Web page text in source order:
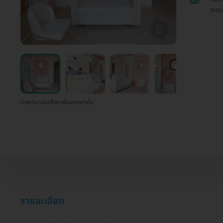
ภาพประกอบเพื่อการโฆษณาเท่านั้น
ระบ
รายละเอียด